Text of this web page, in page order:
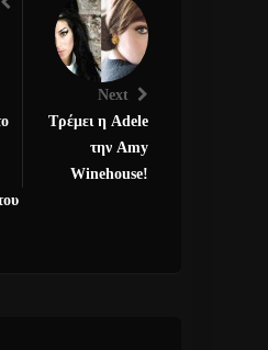
Next
Τρέμει η Adele
την Amy
Winehouse!